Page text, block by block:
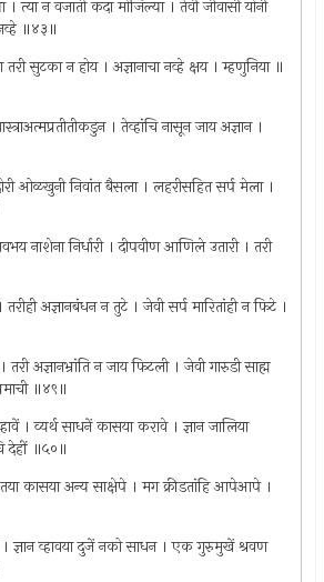
त्या न वजाती कदा मोजिल्या । तेवी जीवासी योनी
॥४३॥
सुटका न होय । अज्ञानाचा नव्हे क्षय । म्हणुनिया ॥
। तेव्हांचि नासून जाय अज्ञान ।
ओळखुनी निवांत बैसला । लहरीसहित सर्प मेला ।
नाशेना निर्धारी । दीपवीण आणिले उतारी । तरी
अज्ञानबंधन न तुटे । जेवी सर्प मारितांही न फिटे ।
अज्ञानभ्रांति न जाय फिटली । जेवी गारुडी साह्म
॥४९॥
। व्यर्थ साधनें कासया करावे । ज्ञान जालिया
देहीं ॥५०॥
कासया अन्य साक्षेपे । मग क्रीडतांहि आपेआपे ।
ज्ञान व्हावया दुजें नको साधन । एक गुरुमुखें श्रवण